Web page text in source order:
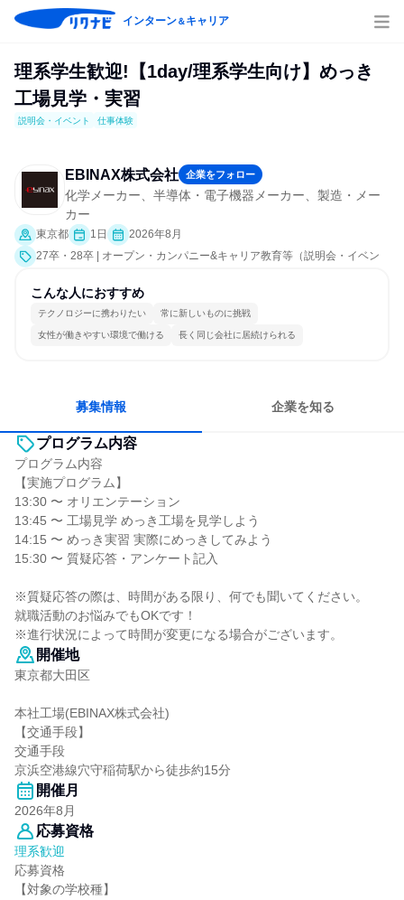
インターン＆キャリア
理系学生歓迎!【1day/理系学生向け】めっき
工場見学・実習
説明会・イベント 仕事体験
EBINAX株式会社 企業をフォロー
化学メーカー、半導体・電子機器メーカー、製造・メー
カー
東京都 1日
2026年8月
27卒・28卒 | オープン・カンパニー&キャリア教育等（説明会・イベン
こんな人におすすめ
テクノロジーに携わりたい 常に新しいものに挑戦
女性が働きやすい環境で働ける 長く同じ会社に居続けられる
募集情報 企業を知る
プログラム内容
プログラム内容
【実施プログラム】
13:30 〜 オリエンテーション
13:45 〜 工場見学 めっき工場を見学しよう
14:15 〜 めっき実習 実際にめっきしてみよう
15:30 〜 質疑応答・アンケート記入
※質疑応答の際は、時間がある限り、何でも聞いてください。
就職活動のお悩みでもOKです！
※進行状況によって時間が変更になる場合がございます。
開催地
東京都大田区
本社工場(EBINAX株式会社)
【交通手段】
交通手段
京浜空港線穴守稲荷駅から徒歩約15分
開催月
2026年8月
応募資格
理系歓迎
応募資格
【対象の学校種】